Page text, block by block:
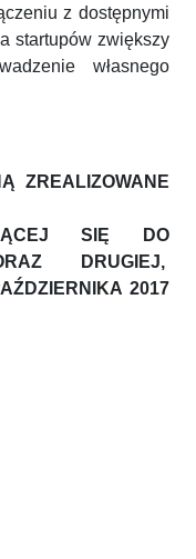
z dostępnymi
startupów zwiększy
własnego
ZREALIZOWANE
SIĘ DO
DRUGIEJ,
2017